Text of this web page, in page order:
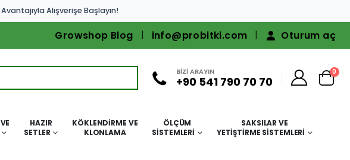
Avantajıyla Alışverişe Başlayın!
Growshop Blog info@probitki.com Oturum aç
BİZİ ARAYIN
+90 541 790 70 70
0
HAZIR
SETLER
KÖKLENDIRME VE
KLONLAMA
ÖLÇÜM
SISTEMLERI
SAKSILAR VE
YETIŞTIRME SISTEMLERI